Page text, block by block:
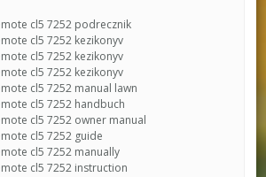
cl5 7252 podrecznik
cl5 7252 kezikonyv
cl5 7252 kezikonyv
cl5 7252 kezikonyv
cl5 7252 manual lawn
cl5 7252 handbuch
cl5 7252 owner manual
cl5 7252 guide
cl5 7252 manually
cl5 7252 instruction